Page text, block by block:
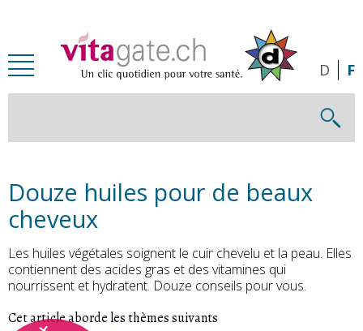
D F
Douze huiles pour de beaux
cheveux
Les huiles végétales soignent le cuir chevelu et la peau. Elles
contiennent des acides gras et des vitamines qui
nourrissent et hydratent. Douze conseils pour vous.
Cet article aborde les thèmes suivants